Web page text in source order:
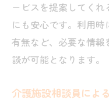
ービスを提案してく
にも安心です。利用
有無など、必要な情報
談が可能となります。
介護施設相談員によ